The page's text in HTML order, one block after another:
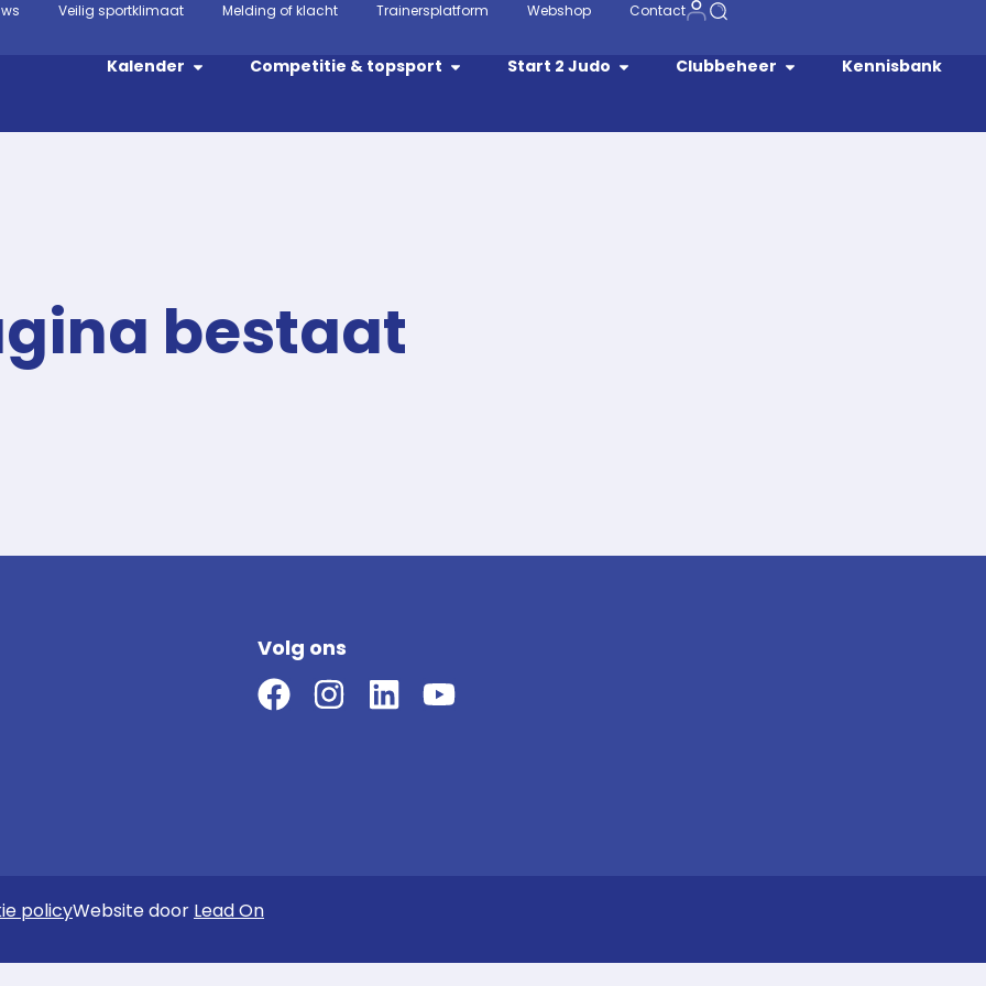
Veilig sportklimaat Melding of klacht Trainersplatform Webshop Contact
Kalender Competitie & topsport Start 2 Judo Clubbeheer Kennisbank
bestaat
Volg ons
policyWebsite door Lead On